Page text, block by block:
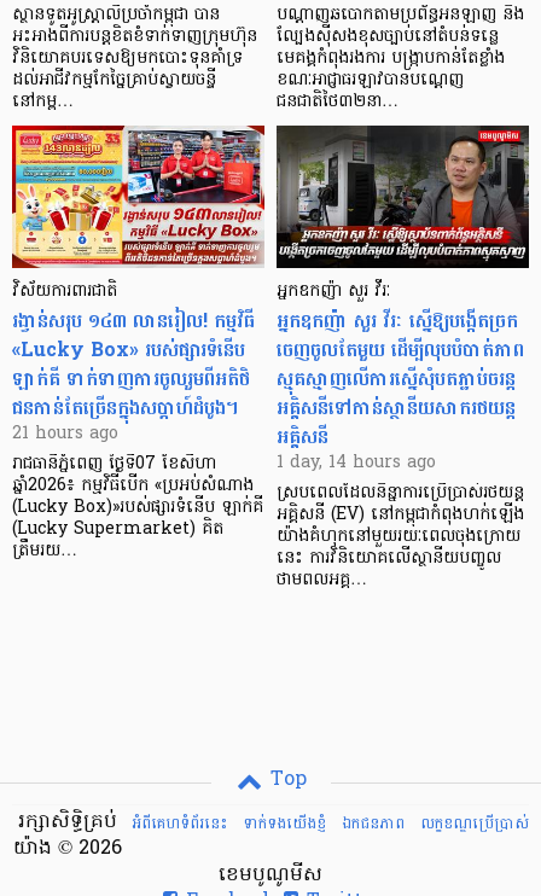
ស្ថានទូតអូស្ត្រាលីប្រចាំកម្ពុជា បាន
អះអាងពីការបន្តខិតខំទាក់ទាញក្រុមហ៊ុន
វិនិយោគបរទេសឱ្យមកបោះទុនគាំទ្រ
ដល់អាជីវកម្មកែច្នៃគ្រាប់ស្វាយចន្ទី
នៅកម្ព…
បណ្តាញឆបោកតាមប្រព័ន្ធអនឡាញ និង
ល្បែងស៊ីសងខុសច្បាប់នៅតំបន់ទន្លេ
មេគង្គកំពុងរងការ បង្ក្រាប​កាន់តែខ្លាំង
ខណៈអាជ្ញាធរឡាវបានបណ្តេញ
ជនជាតិថៃ៣២នា…
វិស័យការពារជាតិ
រង្វាន់សរុប ១៤៣ លានរៀល! កម្មវិធី
«Lucky Box» របស់ផ្សារទំនើប
ឡាក់គី ទាក់ទាញការចូលរួមពីអតិថិ
ជនកាន់តែច្រើនក្នុងសប្តាហ៍ដំបូង។
21 hours ago
រាជធានីភ្នំពេញ ថ្ងៃទី07 ខែសីហា
ឆ្នាំ2026៖ កម្មវិធីបើក «ប្រអប់សំណាង
(Lucky Box)»របស់ផ្សារទំនើប ឡាក់គី
(Lucky Supermarket) គិត
ត្រឹមរយ…
អ្នកឧកញ៉ា សួរ វីរៈ
អ្នកឧកញ៉ា សួរ វីរៈ ស្នើឱ្យបង្កើតច្រក
ចេញចូលតែមួយ ដើម្បីលុបបំបាត់ភាព
ស្មុគស្មាញលើការស្នើសុំបតភ្ជាប់ចរន្ត
អគ្គិសនីទៅកាន់ស្ថានីយសាករថយន្ត
អគ្គិសនី
1 day, 14 hours ago
ស្របពេលដែលនិន្នាការប្រើប្រាស់រថយន្ត
អគ្គិសនី (EV) នៅកម្ពុជាកំពុងហក់ឡើង
យ៉ាងគំហុកនៅមួយរយៈពេលចុងក្រោយ
នេះ ការវិនិយោគលើស្ថានីយបញ្ចូល
ថាមពលអគ្គ…
Top
អំពីគេហទំព័រនេះ
ទាក់ទងយើងខ្ញំ ឯកជនភាព លក្ខខណ្ឌ​ប្រើ​ប្រាស់
រក្សាសិទ្ធិគ្រប់
យ៉ាង © 2026
ខេមបូណូមីស